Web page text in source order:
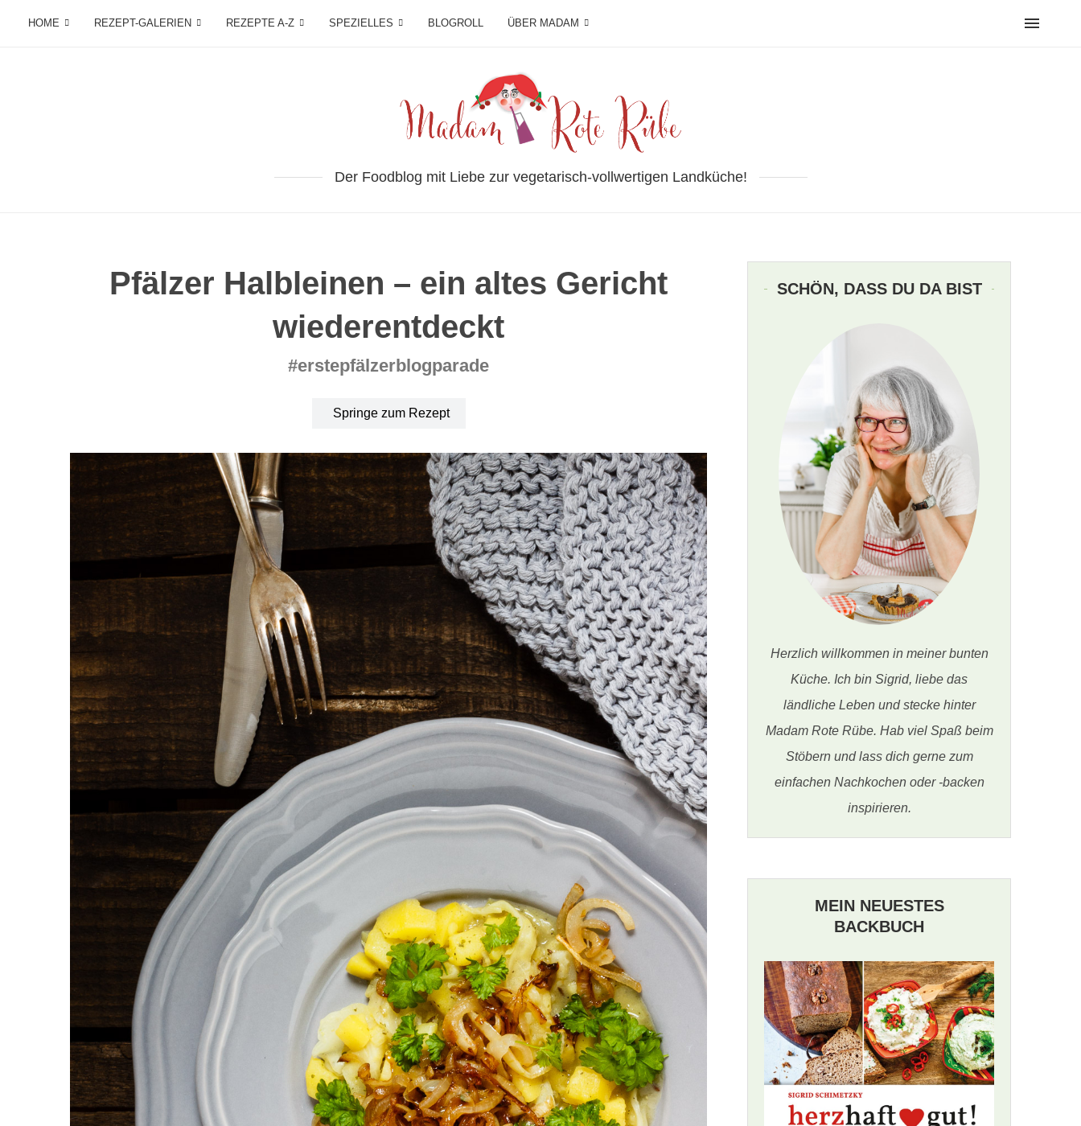
HOME REZEPT-GALERIEN REZEPTE A-Z SPEZIELLES BLOGROLL ÜBER MADAM
Der Foodblog mit Liebe zur vegetarisch-vollwertigen Landküche!
Pfälzer Halbleinen – ein altes Gericht
wiederentdeckt
#erstepfälzerblogparade
Springe zum Rezept
SCHÖN, DASS DU DA BIST
Herzlich willkommen in meiner bunten
Küche. Ich bin Sigrid, liebe das
ländliche Leben und stecke hinter
Madam Rote Rübe. Hab viel Spaß beim
Stöbern und lass dich gerne zum
einfachen Nachkochen oder -backen
inspirieren.
MEIN NEUESTES
BACKBUCH